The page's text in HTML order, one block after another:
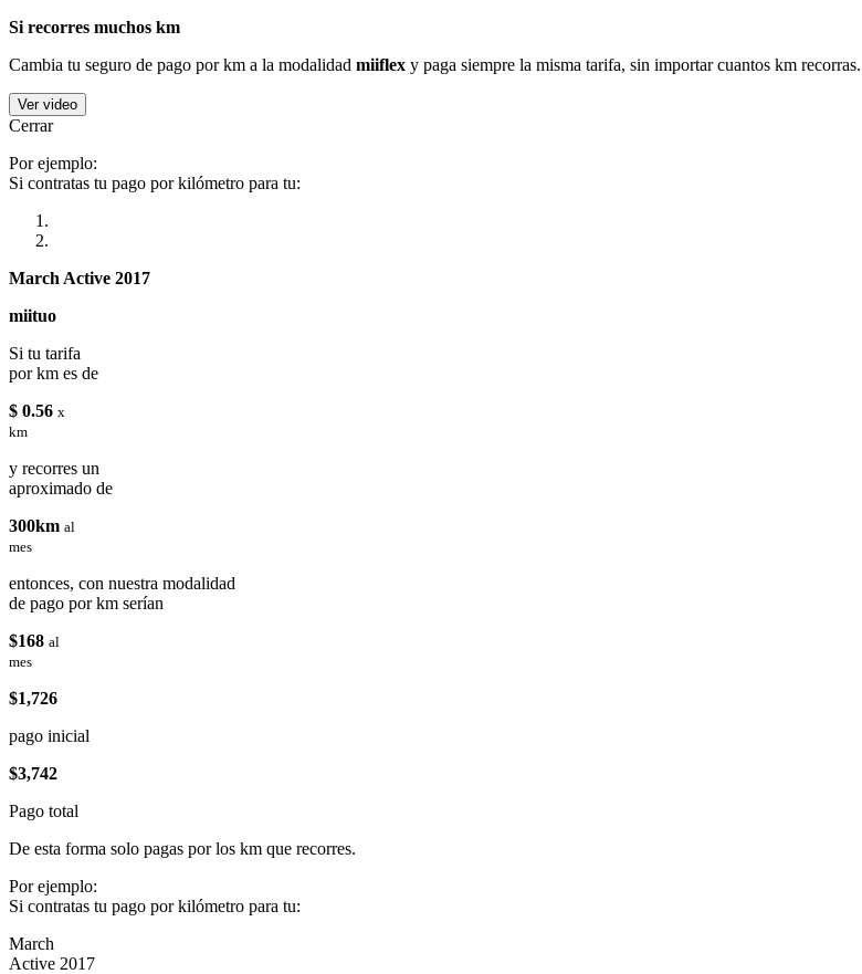
Si recorres muchos km
Cambia tu seguro de pago por km a la modalidad miiflex y paga siempre la misma tarifa, sin importar cuantos km recorras.
Ver video
Cerrar
Por ejemplo:
Si contratas tu pago por kilómetro para tu:
March Active 2017
miituo
Si tu tarifa
por km es de
$ 0.56 x
km
y recorres un
aproximado de
300km al
mes
entonces, con nuestra modalidad
de pago por km serían
$168 al
mes
$1,726
pago inicial
$3,742
Pago total
De esta forma solo pagas por los km que recorres.
Por ejemplo:
Si contratas tu pago por kilómetro para tu:
March
Active 2017